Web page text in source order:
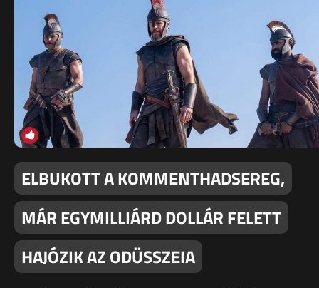
ELBUKOTT A KOMMENTHADSEREG,
MÁR EGYMILLIÁRD DOLLÁR FELETT
HAJÓZIK AZ ODÜSSZEIA